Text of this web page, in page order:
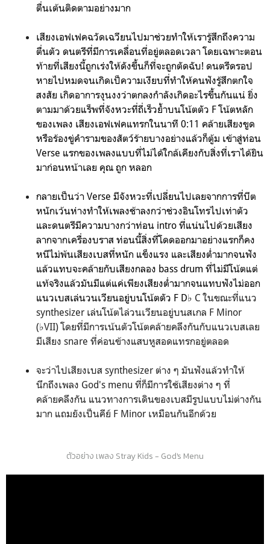
ตื่นเต้นติดตามอย่างมาก
เสียงเอฟเฟคฉวัดเฉวียนไปมาช่วยทำให้เรารู้สึกถึงความ
ตื่นตัว ดนตรีที่มีการเคลื่อนที่อยู่ตลอดเวลา โดยเฉพาะตอน
ท้ายที่เสียงนี้ถูกเร่งให้ดังขึ้นก็ที่จะถูกตัดฉับ! ดนตรีดรอป
หายไปหมดจนเกิดเป็ความเงียบที่ทำให้คนฟังรู้สึกตกใจ
สงสัย เกิดอาการงุนงงว่าตกลงกำลังเกิดอะไรขึ้นกันแน่ ยิ่ง
ตามมาด้วยแร็พที่จังหวะที่ถี่เร็วย้ำบนโน้ตตัว F โน้ตหลัก
ของเพลง เสียงเอฟเฟคแทรกในนาที 0:11 คล้ายเสียงขูด
หรือร้องขู่คำรามของสัตว์ร้ายบางอย่างแล้วก็ตู้ม เข้าสู่ท่อน
Verse แรกของเพลงแบบที่ไม่ได้ใกล้เคียงกับสิ่งที่เราได้ยิน
มาก่อนหน้าเลย คุณ ถูก หลอก
กลายเป็นว่า Verse มีจังหวะที่เปลี่ยนไปเลยจากการที่บีต
หนักเว้นห่างทำให้เพลงช้าลงกว่าช่วงอินโทรไปเท่าตัว
และดนตรีมีความบางกว่าท่อน intro ที่แน่นไปด้วยเสียง
ลากจากเครื่องบราส ท่อนนี้สิ่งที่โดดออกมาอย่างแรกก็คง
หนีไม่พ้นเสียงเบสที่หนัก แข็งแรง และเสียงต่ำมากจนฟัง
แล้วแทบจะคล้ายกับเสียงกลอง bass drum ที่ไม่มีโน้ตแต่
แท้จริงแล้วมันมีแต่แค่เพียงเสียงต่ำมากจนแทบฟังไม่ออก
แนวเบสเล่นวนเวียนอยู่บนโน้ตตัว F D♭ C ในขณะที่แนว
synthesizer เล่นโน้ตไล่วนเวียนอยู่บนสเกล F Minor
(♭VII) โดยที่มีการเน้นตัวโน้ตคล้ายคลึงกันกับแนวเบสเลย
มีเสียง snare ที่ค่อนข้างแสบหูสอดแทรกอยู่ตลอด
จะว่าไปเสียงเบส synthesizer ต่าง ๆ มันฟังแล้วทำให้
นึกถึงเพลง God's menu ที่ก็มีการใช้เสียงต่าง ๆ ที่
คล้ายคลึงกัน แนวทางการเดินของเบสมีรูปแบบไม่ต่างกัน
มาก แถมยังเป็นคีย์ F Minor เหมือนกันอีกด้วย
ตัวอย่าง เพลง Stray Kids - God's Menu